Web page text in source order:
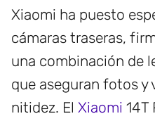
Xiaomi ha puesto
cámaras traseras,
una combinación de
que aseguran fotos y
nitidez. El Xiaomi 14T